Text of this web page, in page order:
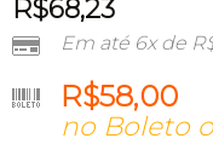
R$68,23
Em até 6x de
R$58,00
no Boleto